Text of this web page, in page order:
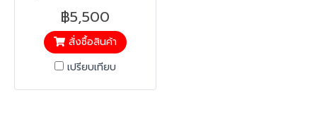
ผิดพลาด และประหยัดเวลา
฿5,500
สั่งซื้อสินค้า
เปรียบเทียบ